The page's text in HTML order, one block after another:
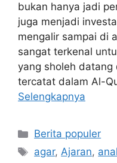
bukan hanya jadi
juga menjadi
mengalir sampai di
sangat terkenal
yang sholeh datang
tercatat dalam Al-
Selengkapnya
Kategori
Berita populer
Tag
agar,Ajaran,